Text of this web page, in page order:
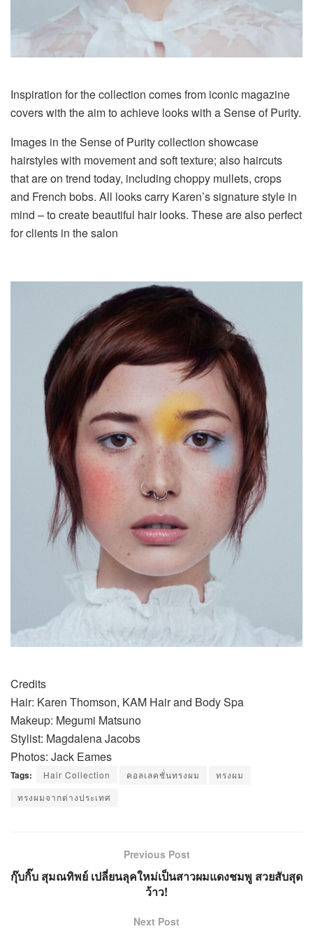
Inspiration for the collection comes from iconic magazine
covers with the aim to achieve looks with a Sense of Purity.
Images in the Sense of Purity collection showcase
hairstyles with movement and soft texture; also haircuts
that are on trend today, including choppy mullets, crops
and French bobs. All looks carry Karen’s signature style in
mind – to create beautiful hair looks. These are also perfect
for clients in the salon
Credits
Hair: Karen Thomson, KAM Hair and Body Spa
Makeup: Megumi Matsuno
Stylist: Magdalena Jacobs
Photos: Jack Eames
Tags: Hair Collection คอลเลคชั่นทรงผม
ทรงผม
ทรงผมจากต่างประเทศ
Previous Post
กุ๊บกิ๊บ สุมณทิพย์ เปลี่ยนลุคใหม่เป็นสาวผมแดงชมพู สวยสับสุด
ว้าว!
Next Post